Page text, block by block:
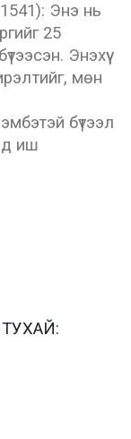
Энэ нь
25
Энэхүү
мөн
бүтээл
иш